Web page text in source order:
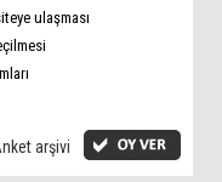
ulaşması
arşivi